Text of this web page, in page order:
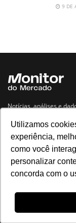
Utilizamos
experiência,
como você
personalizar
concorda com o
9 DE
Notícias, análises e
Navegue no site
Últimas notícias
Política de privacidade